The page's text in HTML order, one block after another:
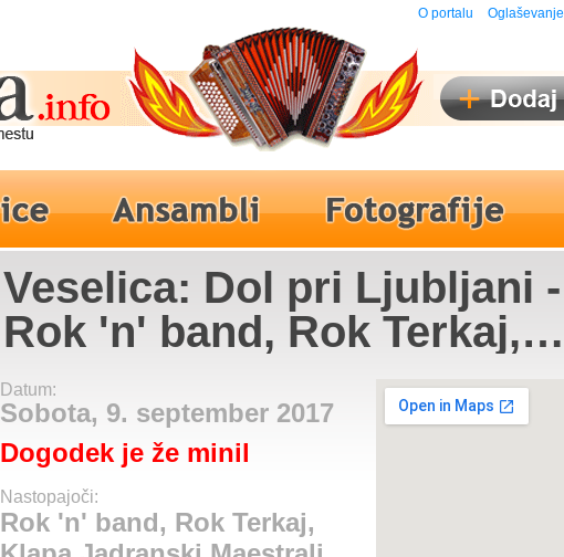
O portalu Oglaševanje
Veselica: Dol pri Ljubljani -
Rok 'n' band, Rok Terkaj,
Klapa Jadranski Maestrali
Datum:
Sobota, 9. september 2017
Dogodek je že minil
Nastopajoči:
Rok 'n' band, Rok Terkaj,